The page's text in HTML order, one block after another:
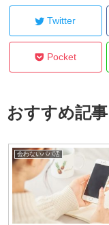
Twitter
Pocket
おすすめ記事
会わないパパ活